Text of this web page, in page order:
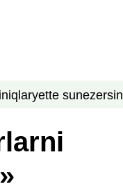
yette sunezersin